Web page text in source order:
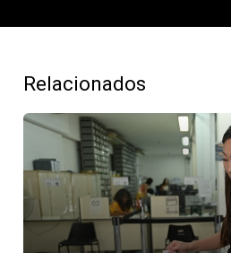
Relacionados